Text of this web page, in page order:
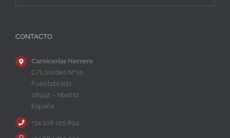
CONTACTO
Carnicerías Herrero
C/Lourdes Nº10
Fuenlabrada
28942 – Madrid
España
+34 916 155 894